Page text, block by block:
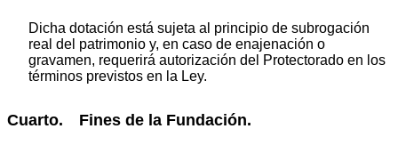
Dicha dotación está sujeta al principio de subrogación
real del patrimonio y, en caso de enajenación o
gravamen, requerirá autorización del Protectorado en los
términos previstos en la Ley.
Cuarto. Fines de la Fundación.